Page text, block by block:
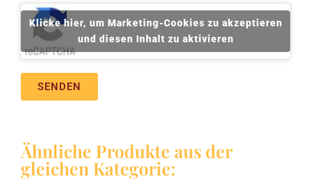
Klicke hier, um Marketing-Cookies zu akzeptieren
und diesen Inhalt zu aktivieren
SENDEN
Ähnliche Produkte aus der
gleichen Kategorie: